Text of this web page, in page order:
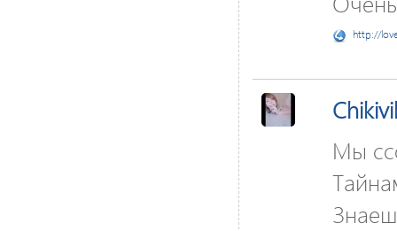
http://
Мы